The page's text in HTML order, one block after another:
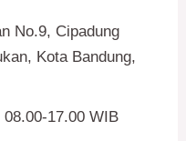
No.9, Cipadung
Kota Bandung,
17.00 WIB